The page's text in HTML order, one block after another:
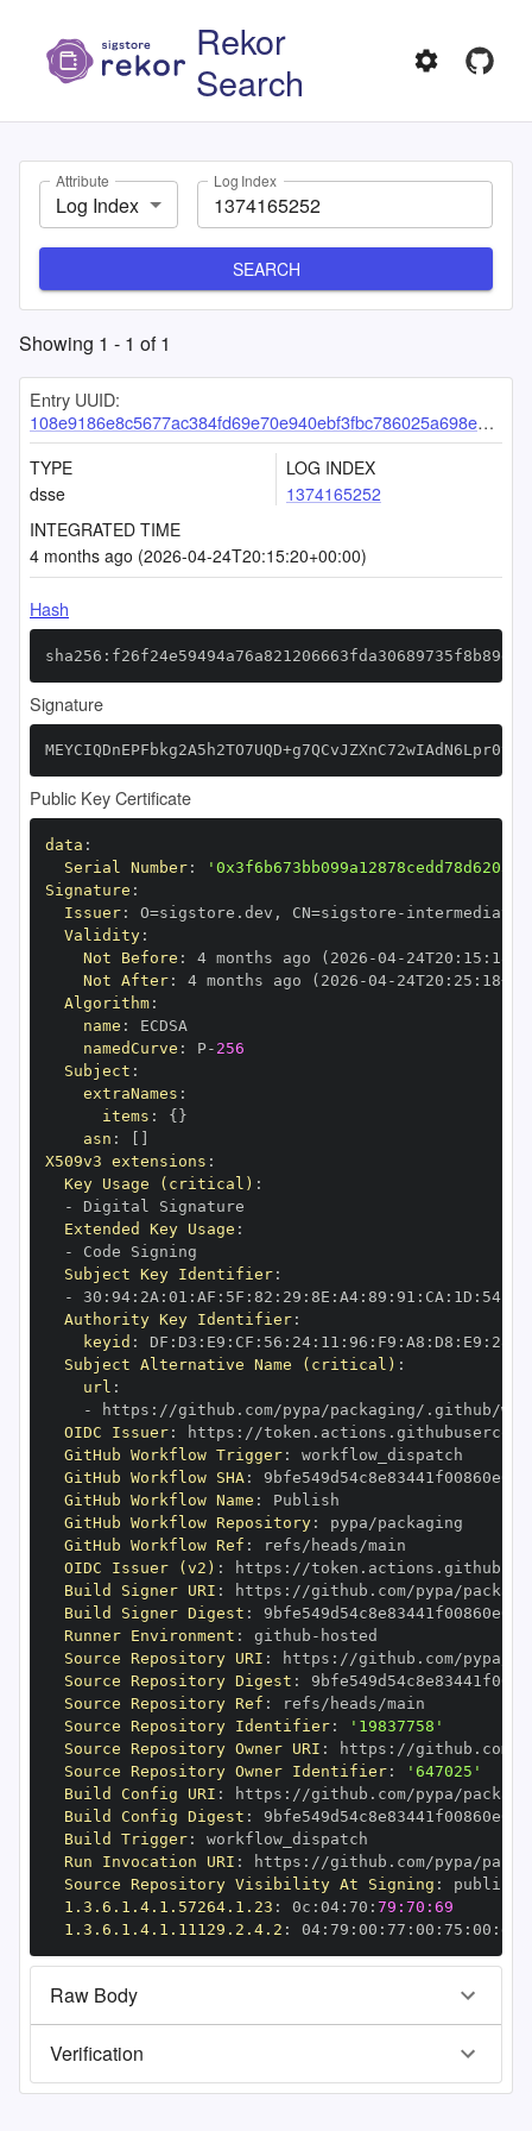
Rekor
Search
Attribute
Log Index
Log Index
SEARCH
Showing 1 - 1 of1
Entry UUID:
108e9186e8c5677ac384fd69e70e940ebf3fbc786025a698e61ffe25f22e60aef09cb5a0be651a1d
TYPE
dsse
LOG INDEX
1374165252
INTEGRATED TIME
4 months ago (2026-04-24T20:15:20+00:00)
Hash
Signature
Public Key Certificate
data :
Serial Number:
Signature :
Issuer: O=sigstore.dev , CN=sigstore -
Validity:
Not Before : 4 months ago (2026 -04- 24T20 : 15 :
Not After: 4 months ago (2026 -04- 24T20 : 25 : 18+00
Algorithm:
name :
namedCurve : P- 256
Subject :
extraNames :
items : { }
asn :
X509v3 extensions :
Key Usage (critical) :
-
Extended Key Usage :
-
Subject Key Identifier:
-
30 : 94: 2A : 01 : AF : 5F : 82 : 29 : 8E : A4: 89 : 91 : CA : 1D : 54:
Authority Key Identifier:
keyid : DF : D3 : E9 : CF : 56 : 24: 11 : 96 : F9 : A8 : D8 : E9 : 28
Subject Alternative Name (critical) :
url :
-
https :
OIDC Issuer: https :
GitHub Workflow Trigger:
GitHub Workflow SHA:
GitHub Workflow Name :
GitHub Workflow Repository:
GitHub Workflow Ref :
OIDC Issuer (v2) : https :
Build Signer URI : https :
Build Signer Digest :
Runner Environment : github -
Source Repository URI : https :
Source Repository Digest :
Source Repository Ref :
Source Repository Identifier:
'19837758'
Source Repository Owner URI : https :
Source Repository Owner Identifier:
'647025'
Build Config URI : https :
Build Config Digest :
Build Trigger:
Run Invocation URI : https :
Source Repository Visibility At Signing :
1.3.6.1.4.1.57264.1.23 : 0c : 04: 70 : 79:70:69
1.3.6.1.4.1.11129.2.4.2 : 04: 79 : 00 : 77 : 00 : 75 : 00 : dd
Raw Body
Verification